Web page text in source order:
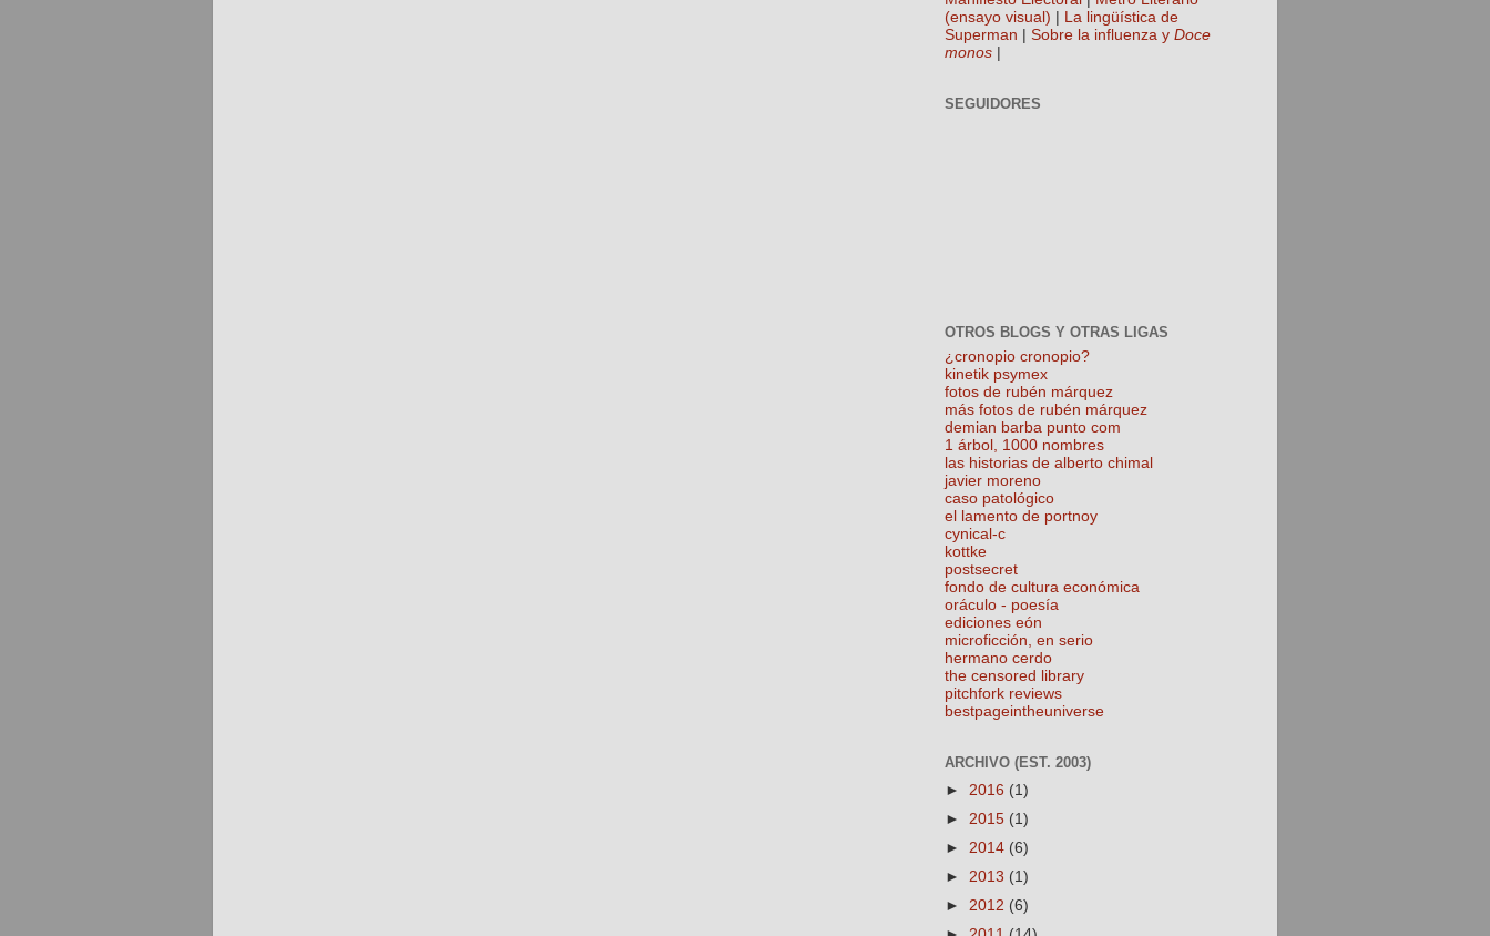
(ensayo visual) | La lingüística de
Superman | Sobre la influenza y Doce
monos |
SEGUIDORES
OTROS BLOGS Y OTRAS LIGAS
¿cronopio cronopio?
kinetik psymex
fotos de rubén márquez
más fotos de rubén márquez
demian barba punto com
1 árbol, 1000 nombres
las historias de alberto chimal
javier moreno
caso patológico
el lamento de portnoy
cynical-c
kottke
postsecret
fondo de cultura económica
oráculo - poesía
ediciones eón
microficción, en serio
hermano cerdo
the censored library
pitchfork reviews
bestpageintheuniverse
ARCHIVO (EST. 2003)
► 2016 (1)
► 2015 (1)
► 2014 (6)
► 2013 (1)
► 2012 (6)